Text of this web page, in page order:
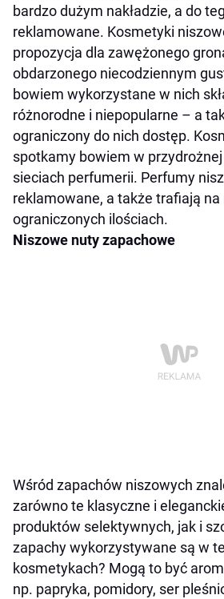
bardzo dużym nakładzie, a do
reklamowane. Kosmetyki
propozycja dla zawężonego
obdarzonego niecodziennym
bowiem wykorzystane w nich
różnorodne i niepopularne – a
ograniczony do nich dostęp.
spotkamy bowiem w
sieciach perfumerii. Perfumy
reklamowane, a także trafiają na
ograniczonych ilościach.
Niszowe nuty zapachowe
Wśród zapachów niszowych
zarówno te klasyczne i
produktów selektywnych, jak i
zapachy wykorzystywane są w
kosmetykach? Mogą to być
np. papryka, pomidory, ser